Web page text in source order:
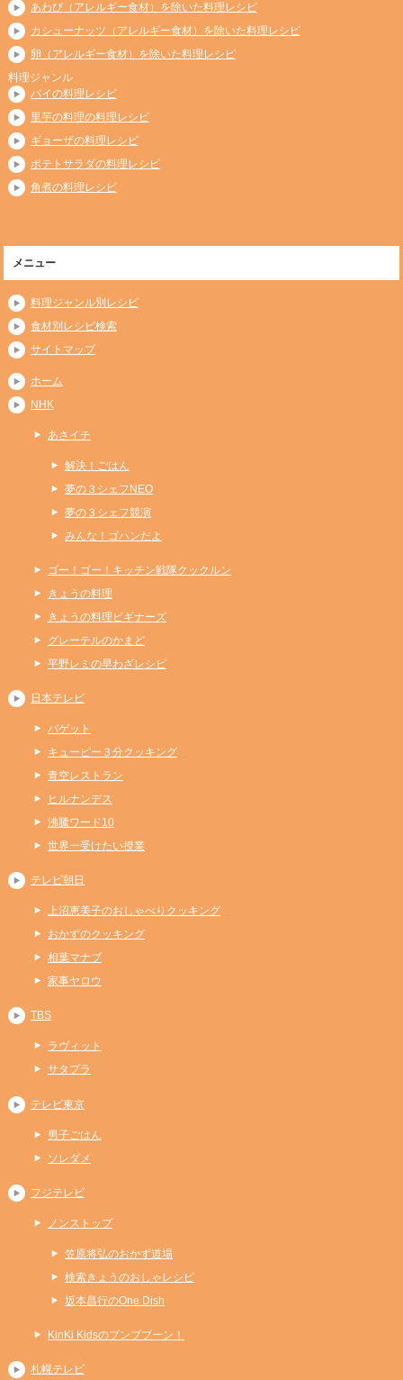
あわび（アレルギー食材）を除いた料理レシピ
カシューナッツ（アレルギー食材）を除いた料理レシピ
卵（アレルギー食材）を除いた料理レシピ
料理ジャンル
パイの料理レシピ
里芋の料理の料理レシピ
ギョーザの料理レシピ
ポテトサラダの料理レシピ
角煮の料理レシピ
メニュー
料理ジャンル別レシピ
食材別レシピ検索
サイトマップ
ホーム
NHK
あさイチ
解決！ごはん
夢の３シェフNEO
夢の３シェフ競演
みんな！ゴハンだよ
ゴー！ゴー！キッチン戦隊クックルン
きょうの料理
きょうの料理ビギナーズ
グレーテルのかまど
平野レミの早わざレシピ
日本テレビ
バゲット
キューピー３分クッキング
青空レストラン
ヒルナンデス
沸騰ワード10
世界一受けたい授業
テレビ朝日
上沼恵美子のおしゃべりクッキング
おかずのクッキング
相葉マナブ
家事ヤロウ
TBS
ラヴィット
サタプラ
テレビ東京
男子ごはん
ソレダメ
フジテレビ
ノンストップ
笠原将弘のおかず道場
検索きょうのおしゃレシピ
坂本昌行のOne Dish
KinKi Kidsのブンブブーン！
札幌テレビ